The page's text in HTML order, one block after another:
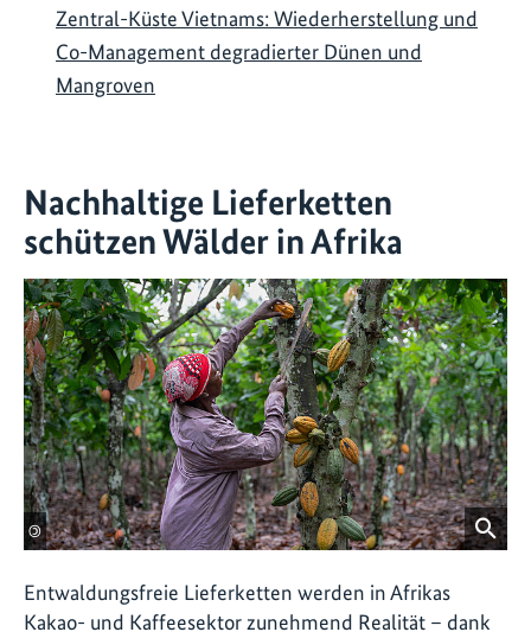
Zentral-Küste Vietnams: Wiederherstellung und
Co-Management degradierter Dünen und
Mangroven
Nachhaltige Lieferketten
schützen Wälder in Afrika
©
Entwaldungsfreie Lieferketten werden in Afrikas
Kakao- und Kaffeesektor zunehmend Realität – dank